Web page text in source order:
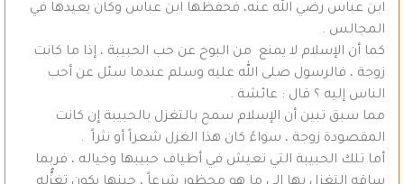
ابن عباس رضي الله عنه، فحفظها ابن عباس وكان يعيدها في
المجالس .
كما أن الإسلام لا يمنع من البوح عن حب الحبيبة ، إذا ما كانت
زوجة ، فالرسول صلى الله عليه وسلم عندما سئل عن أحب
الناس إليه ؟ قال : عائشة .
مما سبق تبين أن الإسلام سمح بالتغزل بالحبيبة إن كانت
المقصودة زوجة ، سواءً كان هذا الغزل شعراً أو نثراً .
أما تلك الحبيبة التي تعيش في أطياف حبيبها وخياله ، فربما